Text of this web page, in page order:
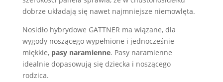
dobrze układają się nawet najmniejsze niemowlęta.
Nosidło hybrydowe GATTNER ma wiązane, dla
wygody noszącego wypełnione i jednocześnie
miękkie, pasy naramienne. Pasy naramienne
idealnie dopasowują się dziecka i noszącego
rodzica.